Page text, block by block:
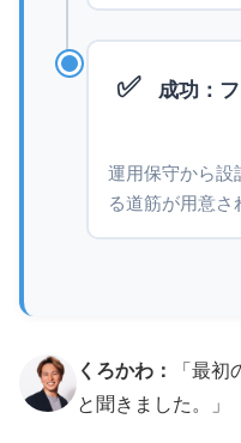
✅
成功：
運用保守から設
る道筋が用意
くろかわ：
「最
と聞きました。」